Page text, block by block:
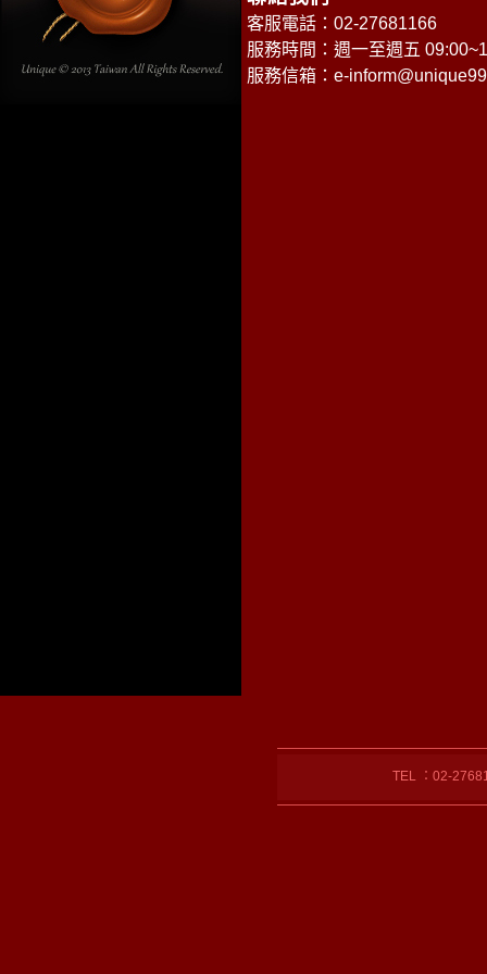
客服電話：02-27681166
服務時間：週一至週五
服務信箱： e-
TEL ：02-